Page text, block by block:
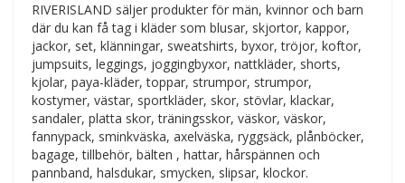
RIVERISLAND säljer produkter för män, kvinnor och barn
där du kan få tag i kläder som blusar, skjortor, kappor,
jackor, set, klänningar, sweatshirts, byxor, tröjor, koftor,
jumpsuits, leggings, joggingbyxor, nattkläder, shorts,
kjolar, paya-kläder, toppar, strumpor, strumpor,
kostymer, västar, sportkläder, skor, stövlar, klackar,
sandaler, platta skor, träningsskor, väskor, väskor,
fannypack, sminkväska, axelväska, ryggsäck, plånböcker,
bagage, tillbehör, bälten , hattar, hårspännen och
pannband, halsdukar, smycken, slipsar, klockor.